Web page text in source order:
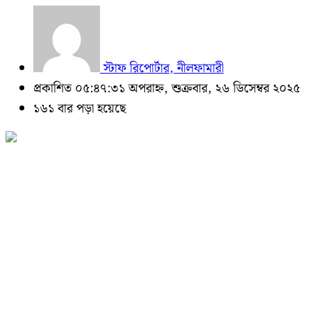
স্টাফ রিপোর্টার, নীলফামারী
প্রকাশিত ০৫:৪৭:৩১ অপরাহ্ন, শুক্রবার, ২৬ ডিসেম্বর ২০২৫
১৬১ বার পড়া হয়েছে